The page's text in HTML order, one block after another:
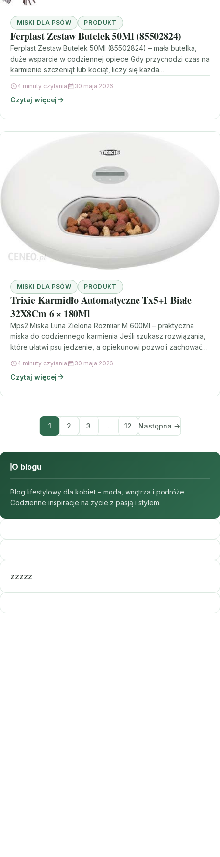
MISKI DLA PSÓW PRODUKT
Ferplast Zestaw Butelek 50Ml (85502824)
Ferplast Zestaw Butelek 50Ml (85502824) – mała butelka,
duże wsparcie w codziennej opiece Gdy przychodzi czas na
karmienie szczeniąt lub kociąt, liczy się każda…
4 minuty czytania 30 maja 2026
Czytaj więcej
MISKI DLA PSÓW PRODUKT
Trixie Karmidło Automatyczne Tx5+1 Białe
32X8Cm 6 × 180Ml
Mps2 Miska Luna Zielona Rozmiar M 600Ml – praktyczna
miska do codziennego karmienia Jeśli szukasz rozwiązania,
które ułatwi psu jedzenie, a opiekunowi pozwoli zachować…
4 minuty czytania 30 maja 2026
Czytaj więcej
1 2 3 … 12 Następna →
O blogu
Blog lifestylowy dla kobiet – moda, wnętrza i podróże.
Codzienne inspiracje na życie z pasją i stylem.
zzzzz